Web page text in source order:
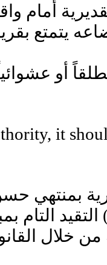
أمام
يتمتع
أو
it
بمنتهي
التام
خلال